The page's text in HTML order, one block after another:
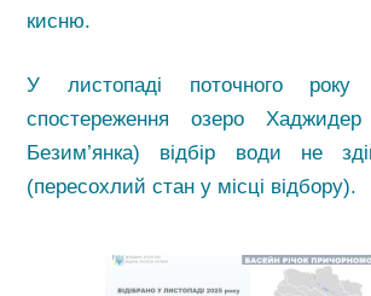
кисню.
У листопаді поточного року
спостереження озеро
Безим’янка) відбір води не
(пересохлий стан у місці відбору).